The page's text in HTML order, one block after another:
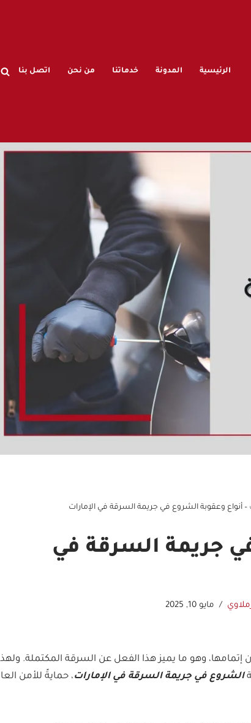
الرئيسية المدونة خدماتنا من نحن اتصل بنا
– أنواع وعقوبة الشروع في جريمة السرقة في الإمارات
جريمة السرقة في
مايو 10, 2025
وهو ما يميز هذا الفعل عن السرقة المكتملة.
الشروع في جريمة السرقة في الإمارات، حمايةً للأمن